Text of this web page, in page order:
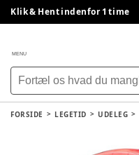
Klik & Hent indenfor 1 time
MENU
FORSIDE LEGETID UDELEG